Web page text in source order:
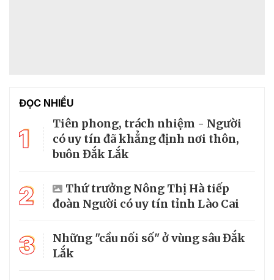
ĐỌC NHIỀU
1
Tiên phong, trách nhiệm - Người
có uy tín đã khẳng định nơi thôn,
buôn Đắk Lắk
2
Thứ trưởng Nông Thị Hà tiếp
đoàn Người có uy tín tỉnh Lào Cai
3
Những "cầu nối số" ở vùng sâu Đắk
Lắk